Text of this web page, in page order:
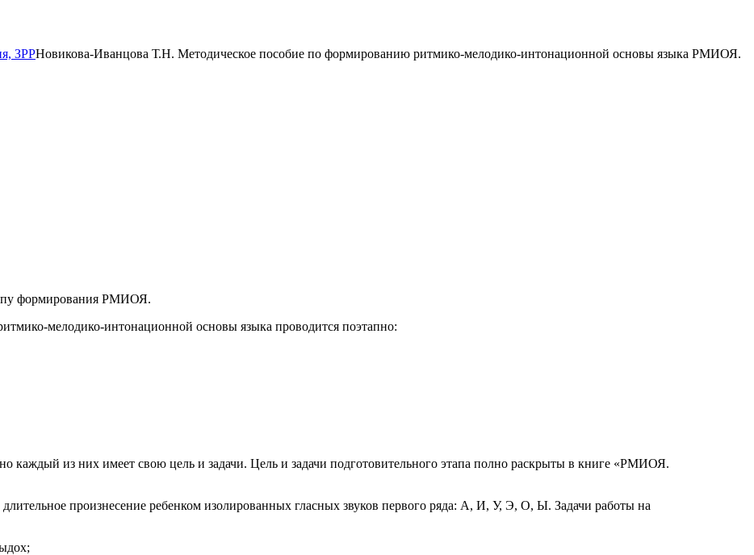
ЗРРНовикова-Иванцова Т.Н. Методическое пособие по формированию ритмико-мелодико-интонационной основы языка РМИОЯ.
формирования РМИОЯ.
мелодико-интонационной основы языка проводится поэтапно:
каждый из них имеет свою цель и задачи. Цель и задачи подготовительного этапа полно раскрыты в книге «РМИОЯ.
произнесение ребенком изолирован­ных гласных звуков первого ряда: А, И, У, Э, О, Ы. Задачи работы на